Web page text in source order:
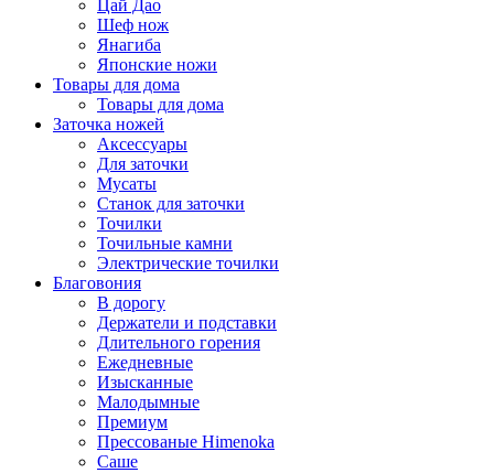
Цай Дао
Шеф нож
Янагиба
Японские ножи
Товары для дома
Товары для дома
Заточка ножей
Аксессуары
Для заточки
Мусаты
Станок для заточки
Точилки
Точильные камни
Электрические точилки
Благовония
В дорогу
Держатели и подставки
Длительного горения
Ежедневные
Изысканные
Малодымные
Премиум
Прессованые Himenoka
Саше